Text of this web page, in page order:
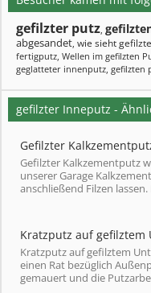
gefilzter putz,
abgesandet, wie sieht
fertigputz, Wellen im gefilzten
geglatteter innenputz, gefilzten
gefilzter Inneputz -
Gefilzter
Gefilzter Kalkzementputz
unserer Garage
anschließend Filzen
Kratzputz auf gefilztem
Kratzputz auf gefilztem
einen Rat bezüglich
gemauert und die